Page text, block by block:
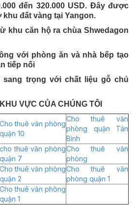
đến 320.000 USD. Đây được
đất vàng tại Yangon.
khu căn hộ ra chùa Shwedagon
với phòng ăn và nhà bếp tạo
tiếp nối
sang trọng với chất liệu gỗ chủ
VỰC CỦA CHÚNG TÔI
Cho thuê văn phòng
quận 10
Cho thuê văn
phòng quận Tân
Bình
cho thuê văn phòng
quận 7
Cho thuê văn
phòng
Cho thuê văn phòng
quận 2
Cho thuê văn
phòng quận 1
Cho thuê văn phòng
quận 1